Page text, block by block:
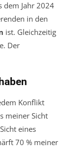
dem Jahr 2024
in den
ist. Gleichzeitig
Der
Konflikt
meiner Sicht
eines
70 % meiner